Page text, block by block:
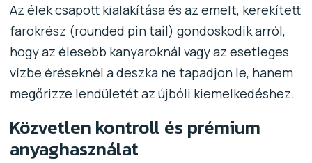
Az élek csapott kialakítása és az emelt, kerekített
farokrész (rounded pin tail) gondoskodik arról,
hogy az élesebb kanyaroknál vagy az esetleges
vízbe éréseknél a deszka ne tapadjon le, hanem
megőrizze lendületét az újbóli kiemelkedéshez.
Közvetlen kontroll és prémium
anyaghasználat